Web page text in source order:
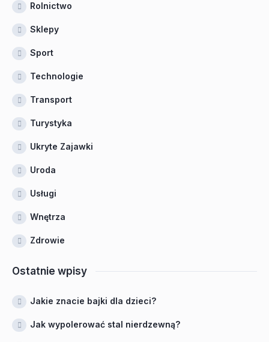
Rolnictwo
Sklepy
Sport
Technologie
Transport
Turystyka
Ukryte Zajawki
Uroda
Usługi
Wnętrza
Zdrowie
Ostatnie wpisy
Jakie znacie bajki dla dzieci?
Jak wypolerować stal nierdzewną?